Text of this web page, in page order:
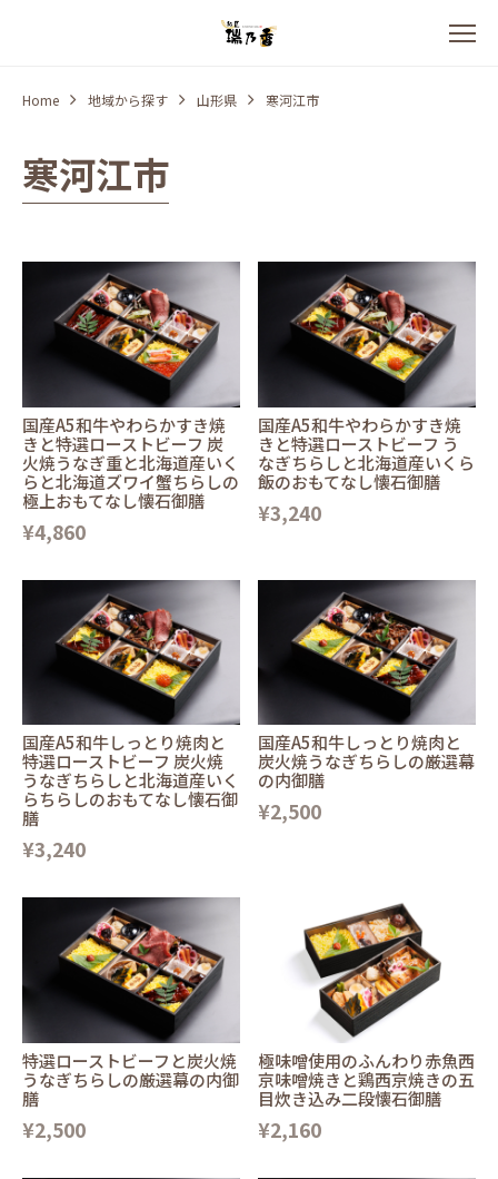
Home 地域から探す 山形県 寒河江市
寒河江市
国産A5和牛やわらかすき焼
きと特選ローストビーフ 炭
火焼うなぎ重と北海道産いく
らと北海道ズワイ蟹ちらしの
極上おもてなし懐石御膳
¥4,860
国産A5和牛やわらかすき焼
きと特選ローストビーフ う
なぎちらしと北海道産いくら
飯のおもてなし懐石御膳
¥3,240
国産A5和牛しっとり焼肉と
特選ローストビーフ 炭火焼
うなぎちらしと北海道産いく
らちらしのおもてなし懐石御
膳
¥3,240
国産A5和牛しっとり焼肉と
炭火焼うなぎちらしの厳選幕
の内御膳
¥2,500
特選ローストビーフと炭火焼
うなぎちらしの厳選幕の内御
膳
¥2,500
極味噌使用のふんわり赤魚西
京味噌焼きと鶏西京焼きの五
目炊き込み二段懐石御膳
¥2,160